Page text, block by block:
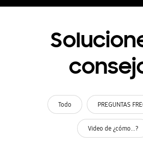
Todo PREGUNTAS
Video de ¿cómo...?